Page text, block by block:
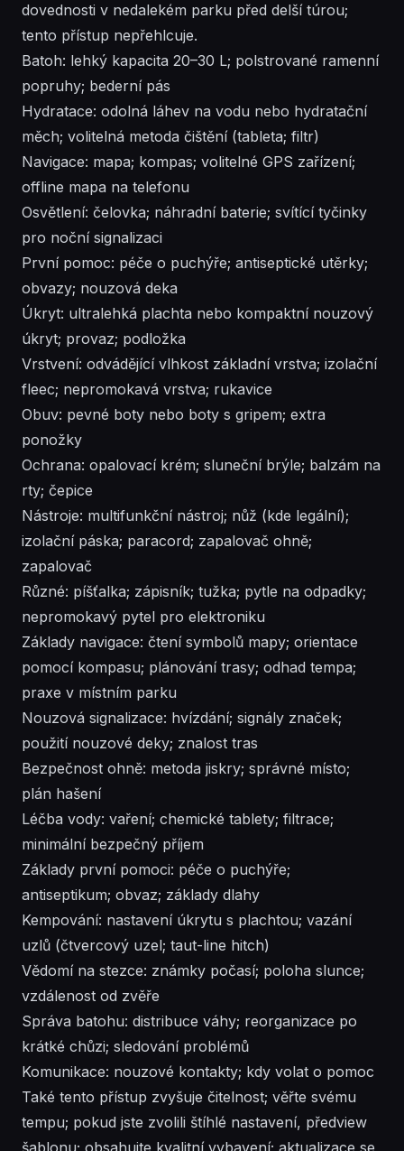
dovednosti v nedalekém parku před delší túrou;
tento přístup nepřehlcuje.
Batoh: lehký kapacita 20–30 L; polstrované ramenní
popruhy; bederní pás
Hydratace: odolná láhev na vodu nebo hydratační
měch; volitelná metoda čištění (tableta; filtr)
Navigace: mapa; kompas; volitelné GPS zařízení;
offline mapa na telefonu
Osvětlení: čelovka; náhradní baterie; svítící tyčinky
pro noční signalizaci
První pomoc: péče o puchýře; antiseptické utěrky;
obvazy; nouzová deka
Úkryt: ultralehká plachta nebo kompaktní nouzový
úkryt; provaz; podložka
Vrstvení: odvádějící vlhkost základní vrstva; izolační
fleec; nepromokavá vrstva; rukavice
Obuv: pevné boty nebo boty s gripem; extra
ponožky
Ochrana: opalovací krém; sluneční brýle; balzám na
rty; čepice
Nástroje: multifunkční nástroj; nůž (kde legální);
izolační páska; paracord; zapalovač ohně;
zapalovač
Různé: píšťalka; zápisník; tužka; pytle na odpadky;
nepromokavý pytel pro elektroniku
Základy navigace: čtení symbolů mapy; orientace
pomocí kompasu; plánování trasy; odhad tempa;
praxe v místním parku
Nouzová signalizace: hvízdání; signály značek;
použití nouzové deky; znalost tras
Bezpečnost ohně: metoda jiskry; správné místo;
plán hašení
Léčba vody: vaření; chemické tablety; filtrace;
minimální bezpečný příjem
Základy první pomoci: péče o puchýře;
antiseptikum; obvaz; základy dlahy
Kempování: nastavení úkrytu s plachtou; vazání
uzlů (čtvercový uzel; taut-line hitch)
Vědomí na stezce: známky počasí; poloha slunce;
vzdálenost od zvěře
Správa batohu: distribuce váhy; reorganizace po
krátké chůzi; sledování problémů
Komunikace: nouzové kontakty; kdy volat o pomoc
Také tento přístup zvyšuje čitelnost; věřte svému
tempu; pokud jste zvolili štíhlé nastavení, předview